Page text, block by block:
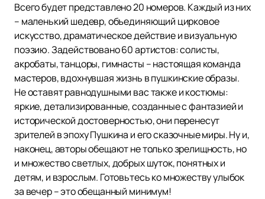
Всего будет представлено 20 номеров. Каждый из них
– маленький шедевр, объединяющий цирковое
искусство, драматическое действие и визуальную
поэзию. Задействовано 60 артистов: солисты,
акробаты, танцоры, гимнасты – настоящая команда
мастеров, вдохнувшая жизнь в пушкинские образы.
Не оставят равнодушными вас также и костюмы:
яркие, детализированные, созданные с фантазией и
исторической достоверностью, они перенесут
зрителей в эпоху Пушкина и его сказочные миры. Ну и,
наконец, авторы обещают не только зрелищность, но
и множество светлых, добрых шуток, понятных и
детям, и взрослым. Готовьтесь ко множеству улыбок
за вечер – это обещанный минимум!